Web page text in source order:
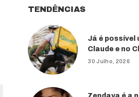
TENDÊNCIAS
Já é possível
Claude e no
30 Julho, 2026